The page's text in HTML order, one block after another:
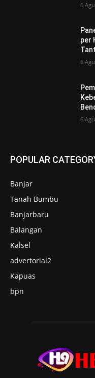
6
per
6
6
POPULAR
Banjar
Tanah Bumbu
Banjarbaru
Balangan
Kalsel
advertorial2
Kapuas
bpn